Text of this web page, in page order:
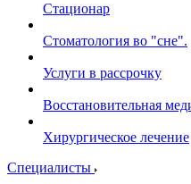
Стационар
Стоматология во "сне".
Услуги в рассрочку
Восстановительная
Хирургическое лечение
Специалисты